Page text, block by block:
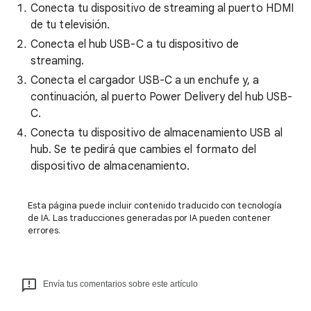
Conecta tu dispositivo de streaming al puerto HDMI
de tu televisión.
Conecta el hub USB-C a tu dispositivo de
streaming.
Conecta el cargador USB-C a un enchufe y, a
continuación, al puerto Power Delivery del hub USB-
C.
Conecta tu dispositivo de almacenamiento USB al
hub. Se te pedirá que cambies el formato del
dispositivo de almacenamiento.
Esta página puede incluir contenido traducido con tecnología
de IA. Las traducciones generadas por IA pueden contener
errores.
Envía tus comentarios sobre este artículo